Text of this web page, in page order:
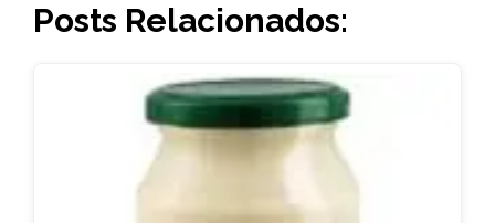
Posts Relacionados: